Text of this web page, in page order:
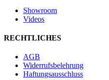
Showroom
Videos
RECHTLICHES
AGB
Widerrufsbelehrung
Haftungsausschluss